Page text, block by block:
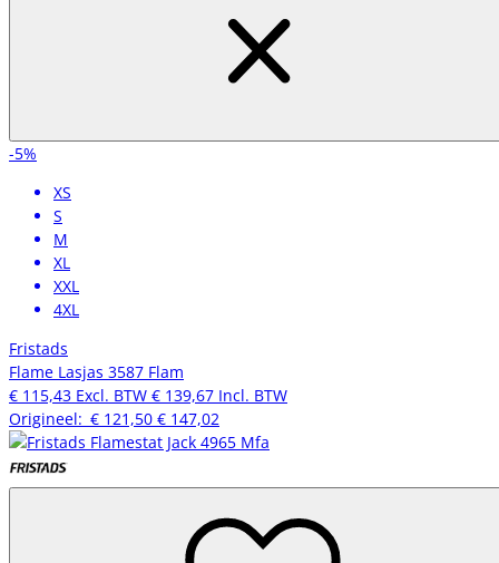
-5%
XS
S
M
XL
XXL
4XL
Fristads
Flame Lasjas 3587 Flam
€ 115,43 Excl. BTW € 139,67 Incl. BTW
Origineel: € 121,50 € 147,02